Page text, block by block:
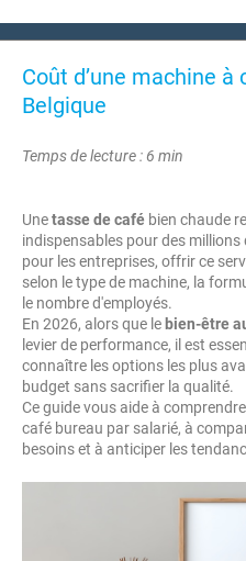
Coût d’une machine
Belgique
Temps de lecture : 6 min
Unetasse de café bien chaude
indispensables pour des millions
pour les entreprises, offrir ce
selon le type de machine, la
le nombre d'employés.
En 2026, alors que le bien-être
levier de performance, il est
connaître les options les plus
budget sans sacrifier la qualité.
Ce guide vous aide à
café bureau par salarié, à
besoins et à anticiper les